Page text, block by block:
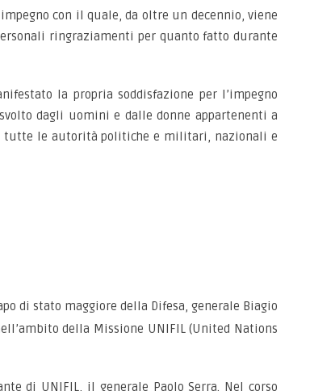
con il quale, da oltre un decennio, viene
ringraziamenti per quanto fatto durante
la propria soddisfazione per l’impegno
dagli uomini e dalle donne appartenenti a
tutte le autorità politiche e militari, nazionali e
di stato maggiore della Difesa, generale Biagio
della Missione UNIFIL (United Nations
di UNIFIL, il generale Paolo Serra. Nel corso